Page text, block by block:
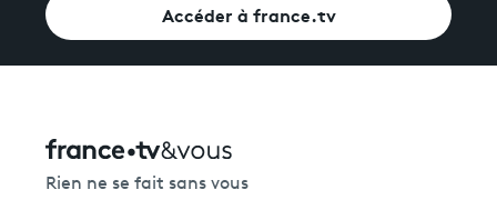
Accéder à france.tv
Rien ne se fait sans vous